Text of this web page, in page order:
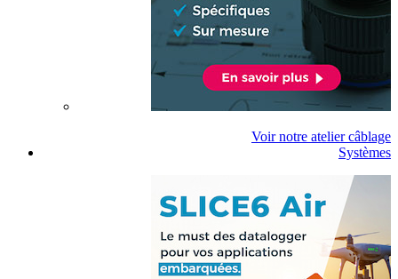
Voir notre atelier câblage
Systèmes